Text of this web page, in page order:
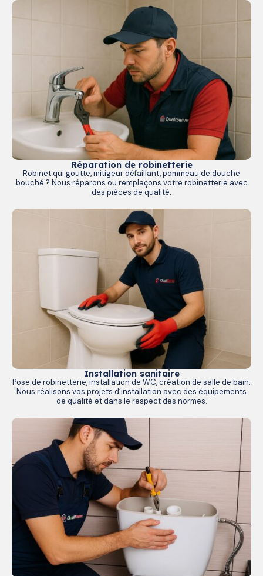
Réparation de robinetterie
Robinet qui goutte, mitigeur défaillant, pommeau de douche
bouché ? Nous réparons ou remplaçons votre robinetterie avec
des pièces de qualité.
Installation sanitaire
Pose de robinetterie, installation de WC, création de salle de bain.
Nous réalisons vos projets d’installation avec des équipements
de qualité et dans le respect des normes.